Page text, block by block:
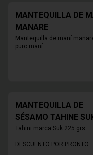
MANTEQUILLA DE
MANARE
Mantequilla de maní
puro maní
MANTEQUILLA DE
SÉSAMO TAHINE
Tahini marca Suk 225 grs
DESCUENTO POR PRONTO